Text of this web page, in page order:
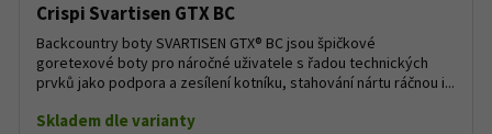
Crispi Svartisen GTX BC
Backcountry boty SVARTISEN GTX® BC jsou špičkové
goretexové boty pro náročné uživatele s řadou technických
prvků jako podpora a zesílení kotníku, stahování nártu ráčnou i...
Skladem dle varianty